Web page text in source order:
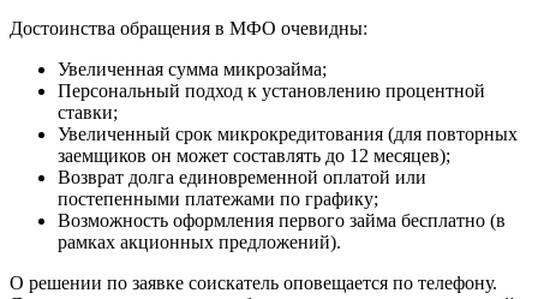
Достоинства обращения в МФО очевидны:
Увеличенная сумма микрозайма;
Персональный подход к установлению процентной
ставки;
Увеличенный срок микрокредитования (для повторных
заемщиков он может составлять до 12 месяцев);
Возврат долга единовременной оплатой или
постепенными платежами по графику;
Возможность оформления первого займа бесплатно (в
рамках акционных предложений).
О решении по заявке соискатель оповещается по телефону.